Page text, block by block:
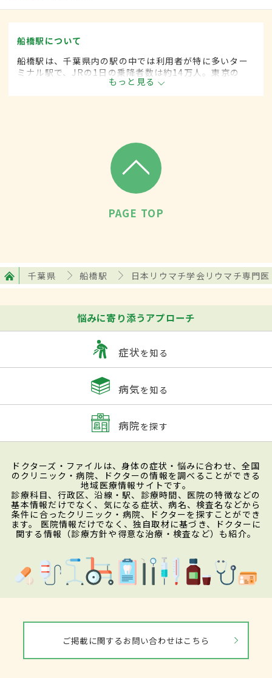
船橋駅について
船橋駅は、千葉県内の駅の中では利用者が特に多いター
ミナル駅で、JRの1日の乗降者数は約14万人。東京の
ベッドタウンとして発展し、古くからの住宅街と再開発
による新しい住宅が混在。大型商業施設も多く進出して
もっと見る
PAGE TOP
千葉県 船橋駅 日本リウマチ学会リウマチ専門医
悩みに寄り添うアプローチ
症状を知る
病気を知る
病院を探す
ドクターズ・ファイルは、身体の症状・悩みに合わせ、全国
のクリニック・病院、ドクターの情報を調べることができる
地域医療情報サイトです。
診療科目、行政区、沿線・駅、診療時間、医院の特徴などの
基本情報だけでなく、気になる症状、病名、検査名などから
条件に合ったクリニック・病院、ドクターを探すことができ
ます。 医院情報だけでなく、独自取材に基づき、ドクターに
関する情報（診療方針や得意な治療・検査など）も紹介。
ご掲載に関するお問い合わせはこちら